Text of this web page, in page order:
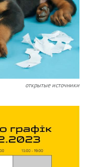
открытые источники